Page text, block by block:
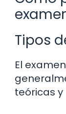
Tipos
El
teóricas